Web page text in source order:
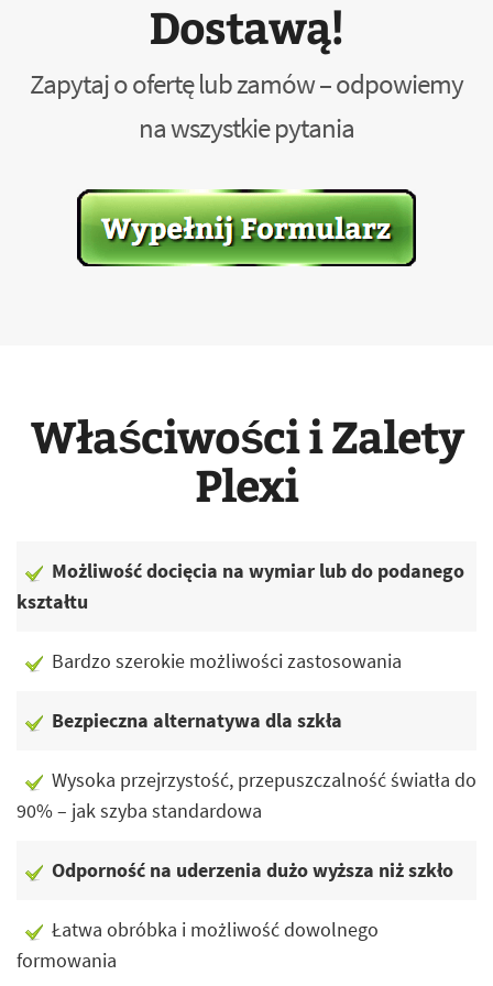
Dostawą!
Zapytaj o ofertę lub zamów – odpowiemy
na wszystkie pytania
Właściwości i Zalety
Plexi
Możliwość docięcia na wymiar lub do podanego
kształtu
Bardzo szerokie możliwości zastosowania
Bezpieczna alternatywa dla szkła
Wysoka przejrzystość, przepuszczalność światła do
90% – jak szyba standardowa
Odporność na uderzenia dużo wyższa niż szkło
Łatwa obróbka i możliwość dowolnego
formowania